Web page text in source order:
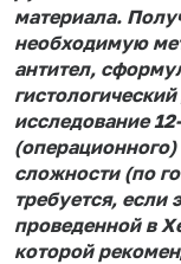
материала.
необходимую
антител,
исследование
сложности (по
требуется, если
проведенной в
которой